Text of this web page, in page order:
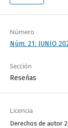
Número
Núm. 21: JUNIO
Sección
Reseñas
Licencia
Derechos de autor